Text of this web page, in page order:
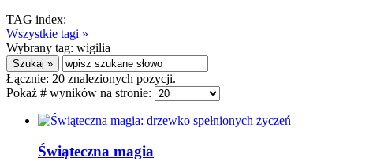
TAG index:
Wszystkie tagi »
Wybrany tag: wigilia
Łącznie: 20 znalezionych pozycji.
Pokaż # wyników na stronie:
Świąteczna magia